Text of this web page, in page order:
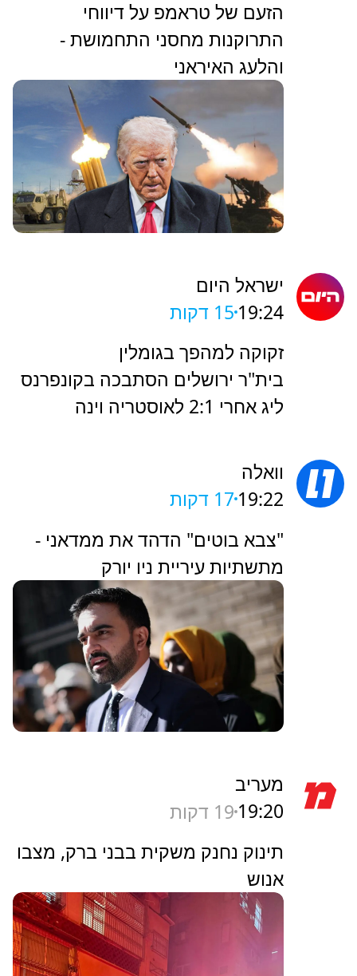
ynet
19:2514 דקות
הזעם של טראמפ על דיווחי
התרוקנות מחסני התחמושת -
והלעג האיראני
ישראל היום
19:2415 דקות
זקוקה למהפך בגומלין
בית"ר ירושלים הסתבכה בקונפרנס
ליג אחרי 2:1 לאוסטריה וינה
19:22
"צבא בוטים" הדהד את ממדאני -
מתשתיות עיריית ניו יורק